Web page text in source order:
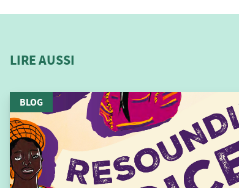
LIRE AUSSI
BLOG